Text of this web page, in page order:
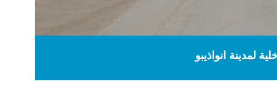
لمدينة انواذيبو
العمومي لداخلت انواذيبو